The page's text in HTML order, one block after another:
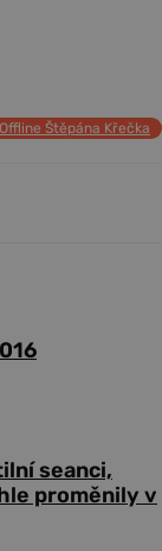
Offline Štěpána Křečka
seanci,
proměnily v